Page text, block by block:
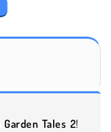
Garden Tales 2!